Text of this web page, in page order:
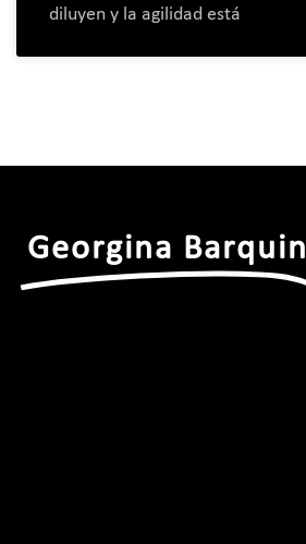
diluyen y la agilidad está
Georgina Barquin